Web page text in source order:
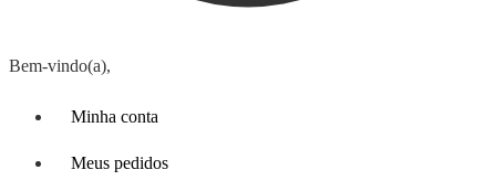
Bem-vindo(a),
Minha conta
Meus pedidos